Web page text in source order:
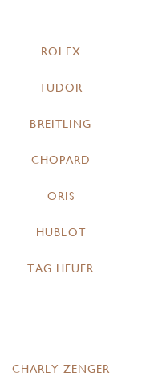
ROLEX
TUDOR
BREITLING
CHOPARD
ORIS
HUBLOT
TAG HEUER
CHARLY ZENGER